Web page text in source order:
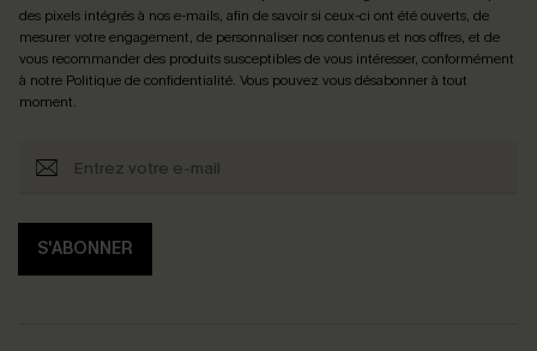
des pixels intégrés à nos e-mails, afin de savoir si ceux-ci ont été ouverts, de
mesurer votre engagement, de personnaliser nos contenus et nos offres, et de
vous recommander des produits susceptibles de vous intéresser, conformément
à notre Politique de confidentialité. Vous pouvez vous désabonner à tout
moment.
S'ABONNER